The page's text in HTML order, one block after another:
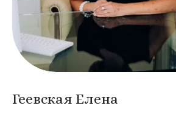
Геевская Елена